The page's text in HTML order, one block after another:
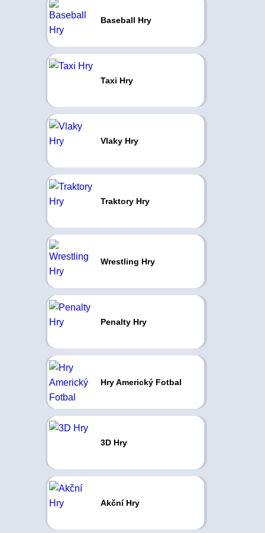
Baseball Hry
Taxi Hry
Vlaky Hry
Traktory Hry
Wrestling Hry
Penalty Hry
Hry Americký Fotbal
3D Hry
Akční Hry